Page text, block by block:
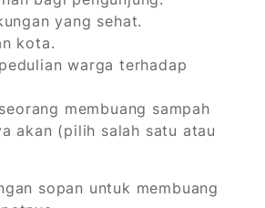
yang sehat.
kota.
warga terhadap
membuang sampah
akan (pilih salah satu atau
sopan untuk membuang